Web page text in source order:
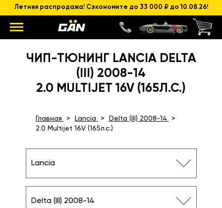
Летняя распродажа! Сэкономите до 33 000 ₽ до 10.08.26!
ЧИП-ТЮНИНГ LANCIA DELTA
(III) 2008-14
2.0 MULTIJET 16V (165Л.С.)
Главная Lancia
Delta (III) 2008-14
2.0 Multijet 16V (165л.с.)
Lancia
Delta (III) 2008-14